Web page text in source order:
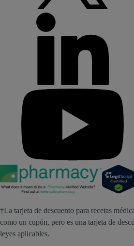
†La tarjeta de descuento para recetas
como un cupón, pero es una tarjeta de
leyes aplicables.